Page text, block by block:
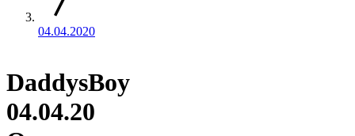
04.04.2020
DaddysBoy
04.04.20